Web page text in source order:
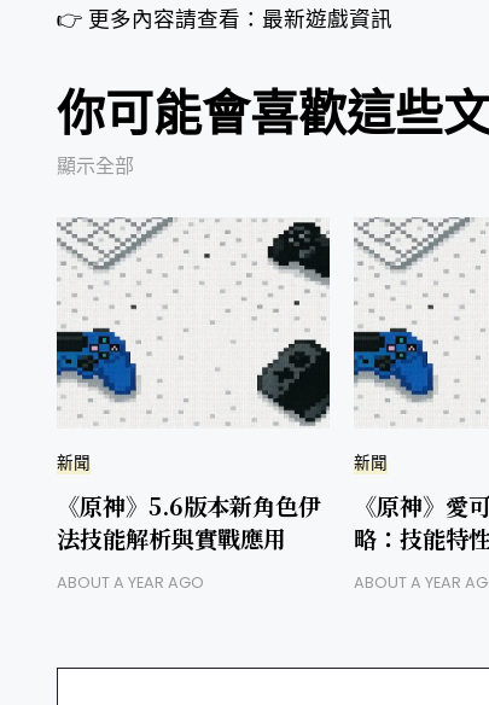
👉 更多內容請查看：最新遊戲資訊
你可能會喜歡這些
顯示全部
新聞
《原神》5.6版本新角色伊
法技能解析與實戰應用
ABOUT A YEAR AGO
新聞
《原神》愛
略：技能特
ABOUT A YEAR